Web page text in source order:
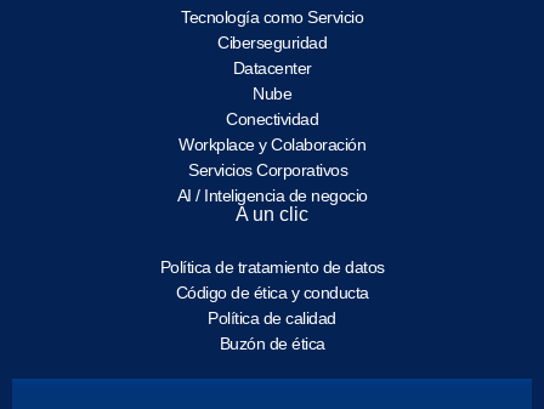
Tecnología como Servicio
Ciberseguridad
Datacenter
Nube
Conectividad
Workplace y Colaboración
Servicios Corporativos
AI / Inteligencia de negocio
A un clic
Política de tratamiento de datos
Código de ética y conducta
Política de calidad
Buzón de ética